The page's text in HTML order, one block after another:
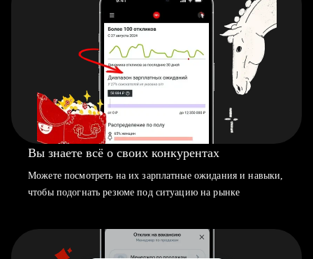
Вы знаете всё о своих конкурентах
Можете посмотреть на их зарплатные ожидания и навыки,
чтобы подогнать резюме под ситуацию на рынке